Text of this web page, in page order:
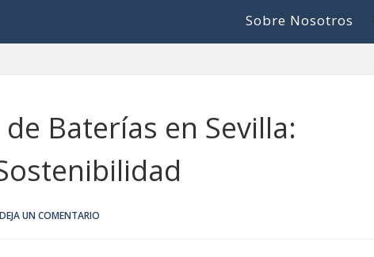
Sobre Nosotros
Baterías en Sevilla:
DEJA UN COMENTARIO